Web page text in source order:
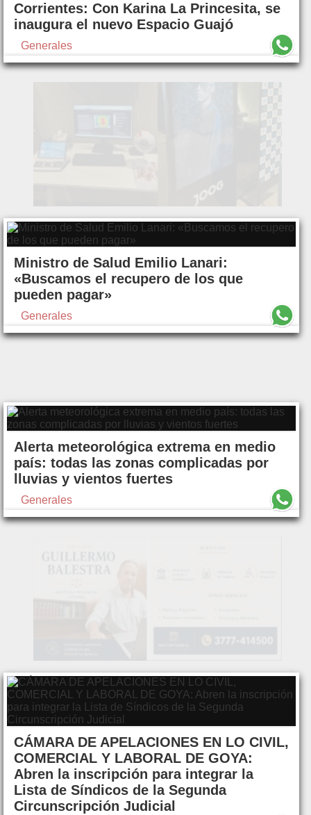
Corrientes: Con Karina La Princesita, se
inaugura el nuevo Espacio Guajó
Generales
Ministro de Salud Emilio Lanari:
«Buscamos el recupero de los que
pueden pagar»
Generales
Alerta meteorológica extrema en medio
país: todas las zonas complicadas por
lluvias y vientos fuertes
Generales
CÁMARA DE APELACIONES EN LO CIVIL,
COMERCIAL Y LABORAL DE GOYA:
Abren la inscripción para integrar la
Lista de Síndicos de la Segunda
Circunscripción Judicial